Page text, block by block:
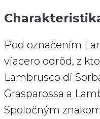
Pod označením
viacero odrôd, z
Lambrusco di
Grasparossa a
Spoločným